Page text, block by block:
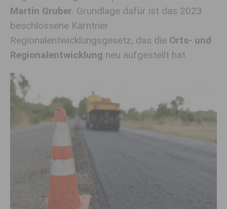
Martin Gruber. Grundlage dafür ist das 2023
beschlossene Kärntner
Regionalentwicklungsgesetz, das die Orts- und
Regionalentwicklung neu aufgestellt hat.